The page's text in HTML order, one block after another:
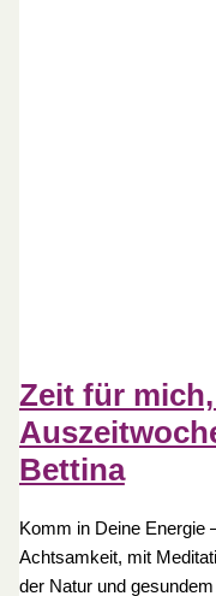
Zeit für
Bettina
Komm in Deine Energie
Achtsamkeit, mit
der Natur und